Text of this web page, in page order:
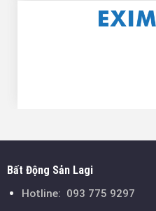
Bất Động Sản Lagi
Hotline: 093 775 9297